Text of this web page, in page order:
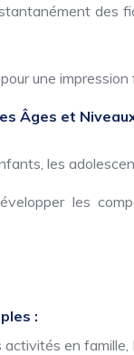
des
une
Âges et
les
les
:
en famille,